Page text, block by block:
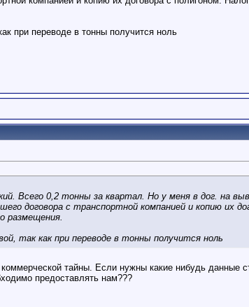
при переводе в тонны получится ноль
Всего 0,2 тонны за квартал. Но у меня в дог. на
договора с транспортной компанией и копию их
размещения.
так как при переводе в тонны получится ноль
тайны. Если нужны какие нибудь данные
предоставлять нам???